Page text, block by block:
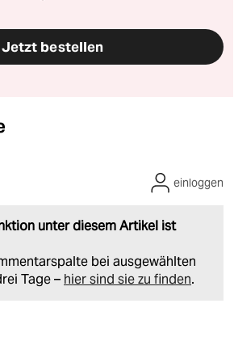
Jetzt bestellen
unter diesem Artikel ist
bei ausgewählten
Tage – hier sind sie zu finden.
einloggen